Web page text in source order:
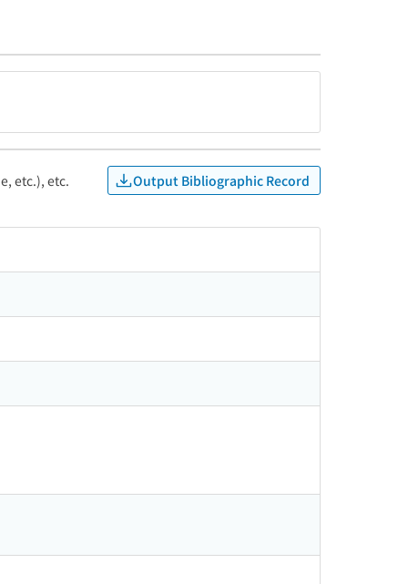
etc.), etc. Output Bibliographic Record